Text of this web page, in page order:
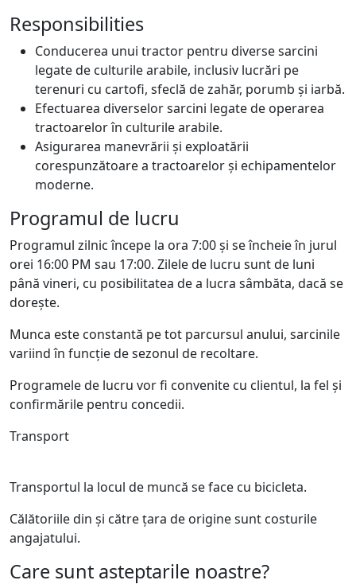
Responsibilities
Conducerea unui tractor pentru diverse sarcini
legate de culturile arabile, inclusiv lucrări pe
terenuri cu cartofi, sfeclă de zahăr, porumb și iarbă.
Efectuarea diverselor sarcini legate de operarea
tractoarelor în culturile arabile.
Asigurarea manevrării și exploatării
corespunzătoare a tractoarelor și echipamentelor
moderne.
Programul de lucru
Programul zilnic începe la ora 7:00 și se încheie în jurul
orei 16:00 PM sau 17:00. Zilele de lucru sunt de luni
până vineri, cu posibilitatea de a lucra sâmbăta, dacă se
dorește.
Munca este constantă pe tot parcursul anului, sarcinile
variind în funcție de sezonul de recoltare.
Programele de lucru vor fi convenite cu clientul, la fel și
confirmările pentru concedii.
Transport
Transportul la locul de muncă se face cu bicicleta.
Călătoriile din și către țara de origine sunt costurile
angajatului.
Care sunt asteptarile noastre?